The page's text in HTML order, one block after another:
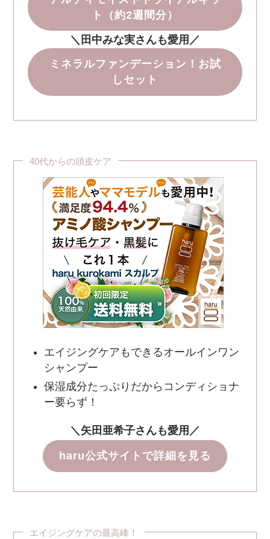
ト（約2週間分）
＼田中みな実さんも愛用／
ミネラルファンデーション！お試
しセット
40代からの頭皮ケア
エイジングケアもできるオールインワン
シャンプー
保湿成分たっぷりだからコンディショナ
ー要らず！
＼矢田亜希子さんも愛用／
haru公式サイトで詳細を見る
エイジングケアの最高峰！